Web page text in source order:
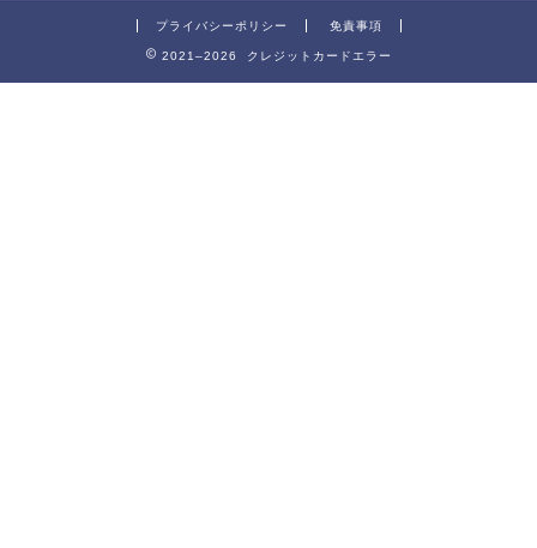
プライバシーポリシー 免責事項
2021–2026 クレジットカードエラー